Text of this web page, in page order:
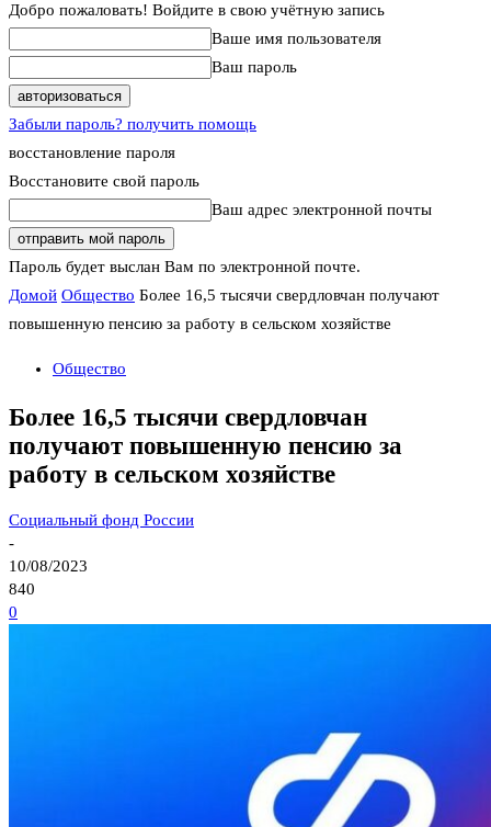
Добро пожаловать! Войдите в свою учётную запись
Ваше имя пользователя
Ваш пароль
Забыли пароль? получить помощь
восстановление пароля
Восстановите свой пароль
Ваш адрес электронной почты
Пароль будет выслан Вам по электронной почте.
Домой Общество Более 16,5 тысячи свердловчан получают
повышенную пенсию за работу в сельском хозяйстве
Общество
Более 16,5 тысячи свердловчан
получают повышенную пенсию за
работу в сельском хозяйстве
Социальный фонд России
-
10/08/2023
840
0